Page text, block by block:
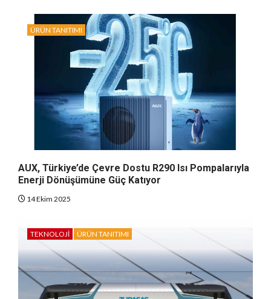
ÜRÜN TANITIMI
AUX, Türkiye’de Çevre Dostu R290 Isı Pompalarıyla
Enerji Dönüşümüne Güç Katıyor
14 Ekim 2025
TEKNOLOJI ÜRÜN TANITIMI